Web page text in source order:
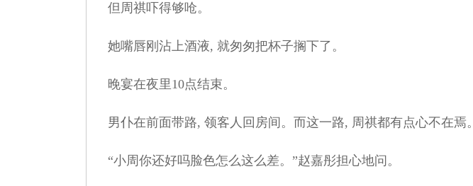
但周祺吓得够呛。
她嘴唇刚沾上酒液, 就匆匆把杯子搁下了。
晚宴在夜里10点结束。
男仆在前面带路, 领客人回房间。而这一路, 周祺都有点心不在焉。
“小周你还好吗脸色怎么这么差。”赵嘉彤担心地问。